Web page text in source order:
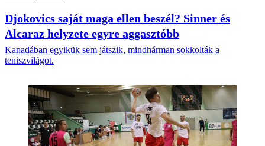
Djokovics saját maga ellen beszél? Sinner és
Alcaraz helyzete egyre aggasztóbb
Kanadában egyikük sem játszik, mindhárman sokkolták a
teniszvilágot.